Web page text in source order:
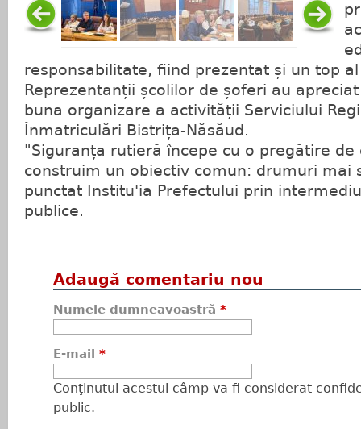
responsabilitate, fiind prezentat și un top
Reprezentanții școlilor de șoferi au
buna organizare a activității Serviciului
Înmatriculări Bistrița-Năsăud.
"Siguranța rutieră începe cu o pregătire
construim un obiectiv comun: drumuri mai
punctat Institu'ia Prefectului prin
publice.
Adaugă comentariu nou
Numele dumneavoastră *
E-mail *
Conţinutul acestui câmp va fi considerat
public.